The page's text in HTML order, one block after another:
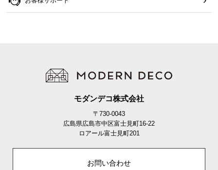
モダンデコ株式会社
〒730-0043
広島県広島市中区富士見町16-22
ロアール富士見町201
お問い合わせ